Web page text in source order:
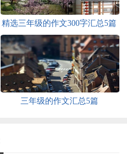
精选三年级的作文300字汇总5篇
三年级的作文汇总5篇